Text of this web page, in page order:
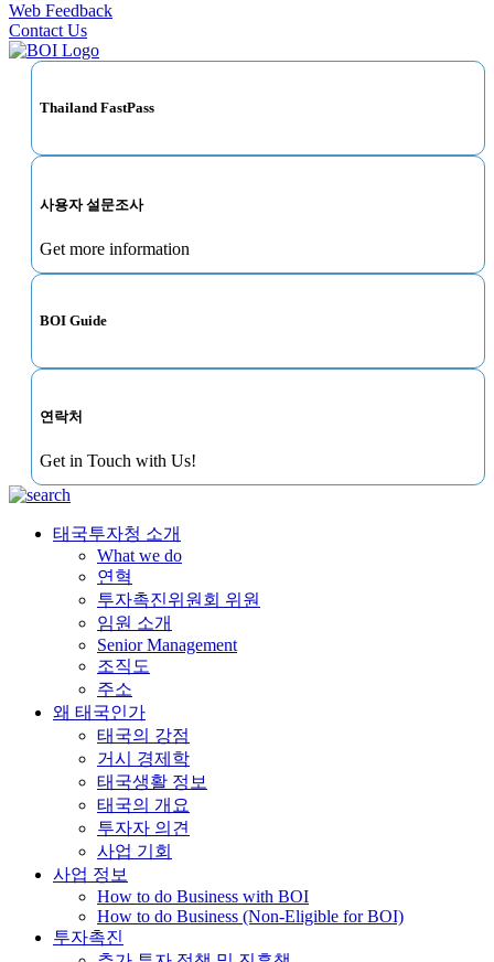
Web Feedback
Contact Us
Thailand FastPass
사용자 설문조사
Get more information
BOI Guide
연락처
Get in Touch with Us!
태국투자청 소개
What we do
연혁
투자촉진위원회 위원
임원 소개
Senior Management
조직도
주소
왜 태국인가
태국의 강점
거시 경제학
태국생활 정보
태국의 개요
투자자 의견
사업 기회
사업 정보
How to do Business with BOI
How to do Business (Non-Eligible for BOI)
투자촉진